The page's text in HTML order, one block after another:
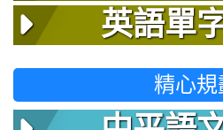
英語單
精心規